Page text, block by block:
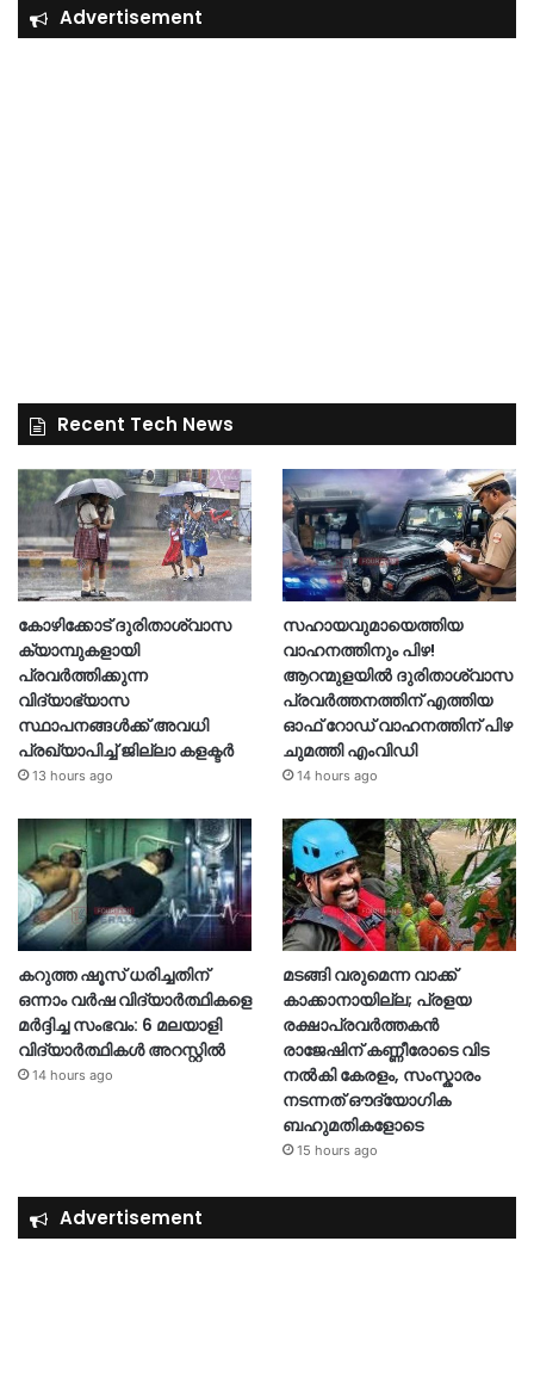
Advertisement
Recent Tech News
കോഴിക്കോട് ദുരിതാശ്വാസ
ക്യാമ്പുകളായി
പ്രവര്‍ത്തിക്കുന്ന
വിദ്യാഭ്യാസ
സ്ഥാപനങ്ങള്‍ക്ക് അവധി
പ്രഖ്യാപിച്ച് ജില്ലാ കളക്ടർ
13 hours ago
സഹായവുമായെത്തിയ
വാഹനത്തിനും പിഴ!
ആറന്മുളയില്‍ ദുരിതാശ്വാസ
പ്രവര്‍ത്തനത്തിന് എത്തിയ
ഓഫ് റോഡ് വാഹനത്തിന് പിഴ
ചുമത്തി എംവിഡി
14 hours ago
കറുത്ത ഷൂസ് ധരിച്ചതിന്
ഒന്നാം വർഷ വിദ്യാർത്ഥികളെ
മർദ്ദിച്ച സംഭവം: 6 മലയാളി
വിദ്യാർത്ഥികൾ അറസ്റ്റിൽ
14 hours ago
മടങ്ങി വരുമെന്ന വാക്ക്
കാക്കാനായില്ല; പ്രളയ
രക്ഷാപ്രവർത്തകൻ
രാജേഷിന് കണ്ണീരോടെ വിട
നൽകി കേരളം, സംസ്കാരം
നടന്നത് ഔദ്യോ​ഗിക
ബഹുമതികളോടെ
15 hours ago
Advertisement